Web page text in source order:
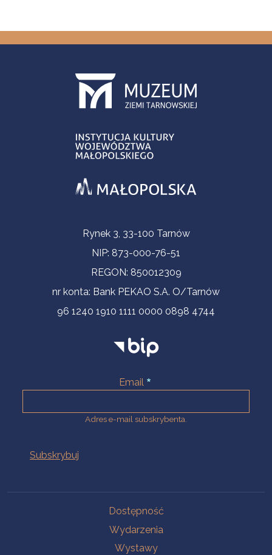
Informacje kontaktoweRynek 3, 33-100 Tarnów
NIP: 873-000-76-51
REGON: 850012309
nr konta: Bank PEKAO S.A. O/Tarnów
96 1240 1910 1111 0000 0898 4744
Email
Adres e-mail subskrybenta.
Dostępność
Wydarzenia
Wystawy